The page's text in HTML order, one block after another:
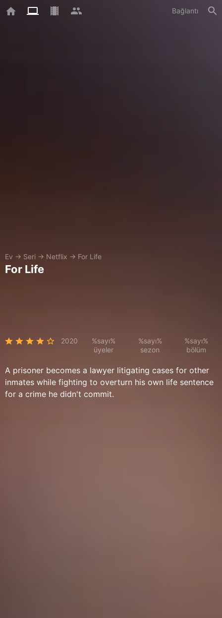
Bağlantı
Ev → Seri → Netflix → For Life
For Life
2020
%sayı%
üyeler
%sayı%
sezon
%sayı%
bölüm
A prisoner becomes a lawyer litigating cases for other
inmates while fighting to overturn his own life sentence
for a crime he didn't commit.